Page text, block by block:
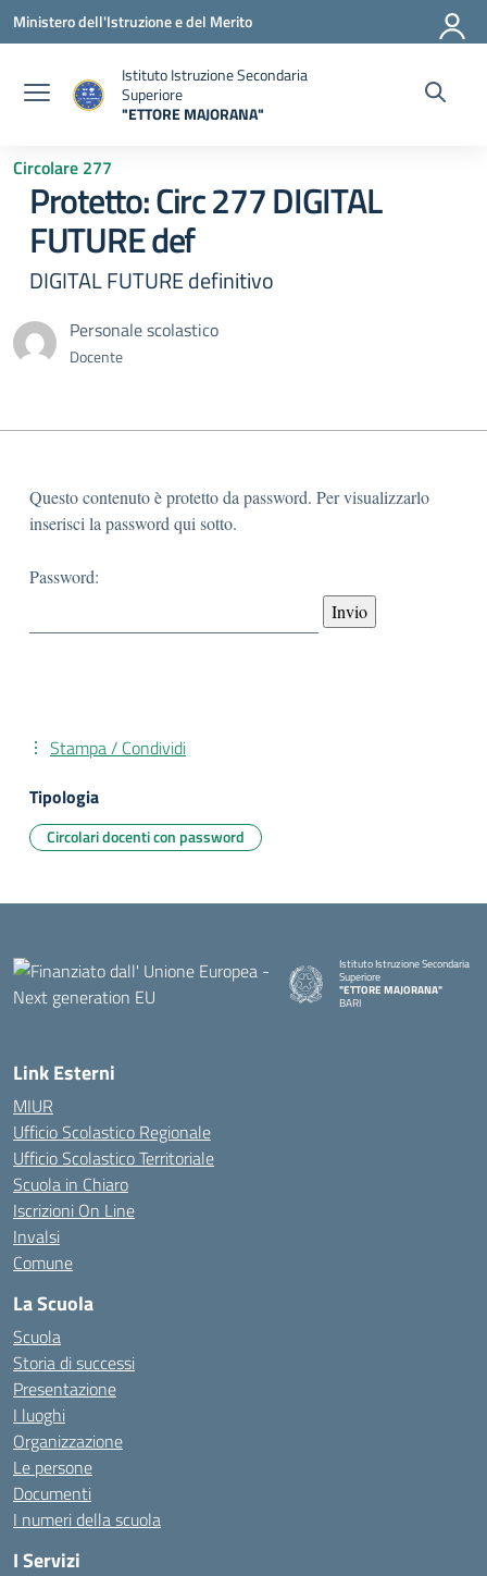
Vai ai contenuti
Vai al menu di navigazione
Vai al footer
Ministero dell'Istruzione e del Merito
Istituto Istruzione Secondaria
Superiore
"ETTORE MAJORANA"
Circolare 277
Protetto: Circ 277 DIGITAL
FUTURE def
DIGITAL FUTURE definitivo
Personale scolastico
Docente
Questo contenuto è protetto da password. Per visualizzarlo
inserisci la password qui sotto.
Password:
Stampa / Condividi
Tipologia
Circolari docenti con password
Istituto Istruzione Secondaria
Superiore
"ETTORE MAJORANA"
BARI
Link Esterni
MIUR
Ufficio Scolastico Regionale
Ufficio Scolastico Territoriale
Scuola in Chiaro
Iscrizioni On Line
Invalsi
Comune
La Scuola
Scuola
Storia di successi
Presentazione
I luoghi
Organizzazione
Le persone
Documenti
I numeri della scuola
I Servizi